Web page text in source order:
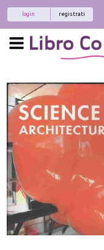
registrati
login